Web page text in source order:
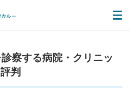
察する病院・クリニッ
判